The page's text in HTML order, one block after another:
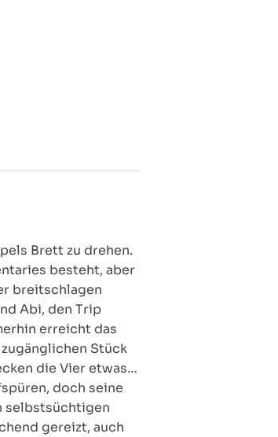
Brett zu drehen.
besteht, aber
breitschlagen
Abi, den Trip
erreicht das
Stück
die Vier etwas…
doch seine
selbstsüchtigen
gereizt, auch